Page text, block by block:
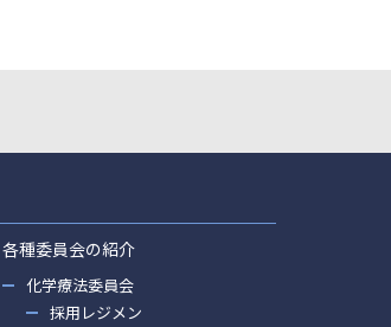
各種委員会の紹介
化学療法委員会
採用レジメン